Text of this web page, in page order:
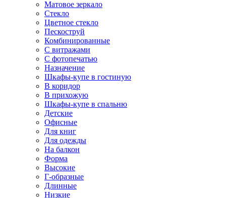
Матовое зеркало
Стекло
Цветное стекло
Пескоструй
Комбинированные
С витражами
С фотопечатью
Назначение
Шкафы-купе в гостиную
В коридор
В прихожую
Шкафы-купе в спальню
Детские
Офисные
Для книг
Для одежды
На балкон
Форма
Высокие
Г-образные
Длинные
Низкие